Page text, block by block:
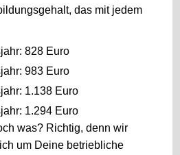
das mit jedem
828 Euro
983 Euro
1.138 Euro
1.294 Euro
was? Richtig, denn wir
um Deine betriebliche